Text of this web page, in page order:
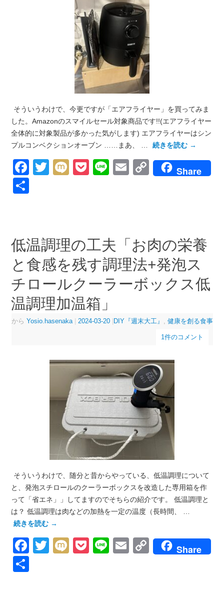
そういうわけで、今更ですが「エアフライヤー」を買ってみま
した。Amazonのスマイルセール対象商品です!!(エアフライヤー
全体的に対象製品が多かった気がします) エアフライヤーはシン
プルコンベクションオーブン ……まあ、 …
続きを読む →
Facebook
Twitter
MixiPocket
LineEmail
CopyShare
共
低温調理の工夫「お肉の栄養
と食感を残す調理法+発泡ス
チロールクーラーボックス低
温調理加温箱」
から Yosio.hasenaka 2024-03-20 DIY『週末大工』 健康を創る食事
1件のコメント
そういうわけで、随分と昔からやっている、低温調理について
と、発泡スチロールのクーラーボックスを改造した専用箱を作
って「省エネ」」してますのでそちらの紹介です。 低温調理と
は？ 低温調理は肉などの加熱を一定の温度（長時間、 …
続きを読む →
Facebook
Twitter
MixiPocket
LineEmailCopyShare